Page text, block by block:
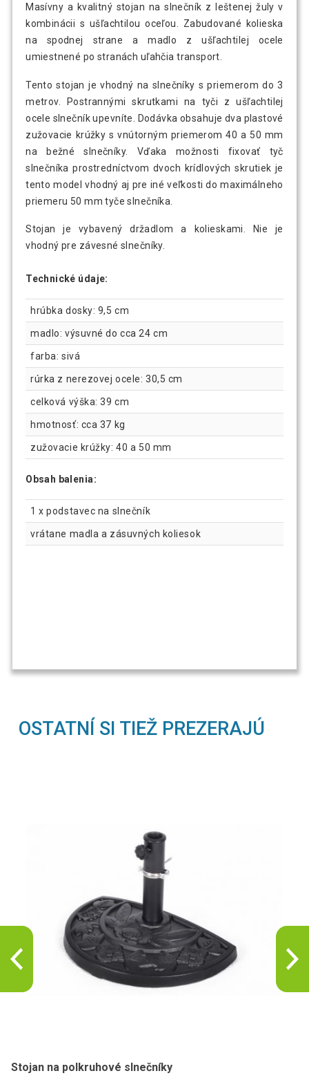
Masívny a kvalitný stojan na slnečník z leštenej žuly v
kombinácii s ušľachtilou oceľou. Zabudované kolieska
na spodnej strane a madlo z ušľachtilej ocele
umiestnené po stranách uľahčia transport.
Tento stojan je vhodný na slnečníky s priemerom do 3
metrov. Postrannými skrutkami na tyči z ušľachtilej
ocele slnečník upevníte. Dodávka obsahuje dva plastové
zužovacie krúžky s vnútorným priemerom 40 a 50 mm
na bežné slnečníky. Vďaka možnosti fixovať tyč
slnečníka prostredníctvom dvoch krídlových skrutiek je
tento model vhodný aj pre iné veľkosti do maximálneho
priemeru 50 mm tyče slnečníka.
Stojan je vybavený držadlom a kolieskami. Nie je
vhodný pre závesné slnečníky.
Technické údaje:
hrúbka dosky: 9,5 cm
madlo: výsuvné do cca 24 cm
farba: sivá
rúrka z nerezovej ocele: 30,5 cm
celková výška: 39 cm
hmotnosť: cca 37 kg
zužovacie krúžky: 40 a 50 mm
Obsah balenia:
1 x podstavec na slnečník
vrátane madla a zásuvných koliesok
OSTATNÍ SI TIEŽ PREZERAJÚ
Stojan na polkruhové slnečníky